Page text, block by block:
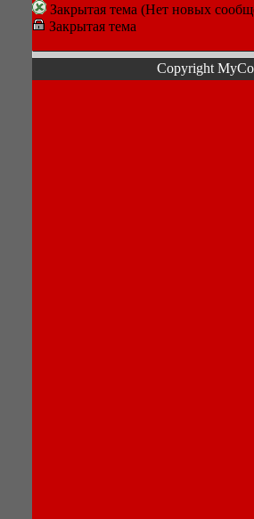
Закрытая тема (Нет новых
Закрытая тема
Copyright